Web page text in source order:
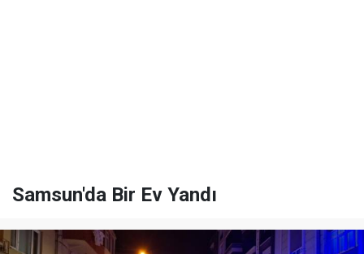
Samsun'da Bir Ev Yandı